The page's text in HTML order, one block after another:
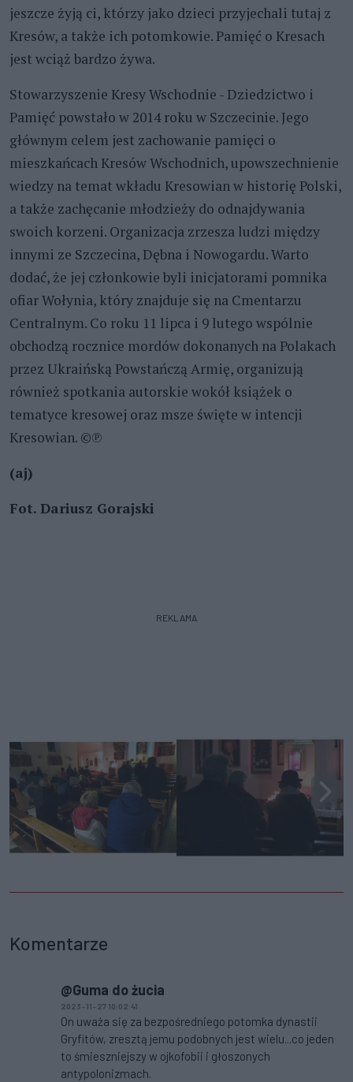
jeszcze żyją ci, którzy jako dzieci przyjechali tutaj z
Kresów, a także ich potomkowie. Pamięć o Kresach
jest wciąż bardzo żywa.
Stowarzyszenie Kresy Wschodnie - Dziedzictwo i
Pamięć powstało w 2014 roku w Szczecinie. Jego
głównym celem jest zachowanie pamięci o
mieszkańcach Kresów Wschodnich, upowszechnienie
wiedzy na temat wkładu Kresowian w historię Polski,
a także zachęcanie młodzieży do odnajdywania
swoich korzeni. Organizacja zrzesza ludzi między
innymi ze Szczecina, Dębna i Nowogardu. Warto
dodać, że jej członkowie byli inicjatorami pomnika
ofiar Wołynia, który znajduje się na Cmentarzu
Centralnym. Co roku 11 lipca i 9 lutego wspólnie
obchodzą rocznice mordów dokonanych na Polakach
przez Ukraińską Powstańczą Armię, organizują
również spotkania autorskie wokół książek o
tematyce kresowej oraz msze święte w intencji
Kresowian. ©℗
(aj)
Fot. Dariusz Gorajski
REKLAMA
Komentarze
@Guma do żucia
2023-11-27 10:02:41
On uważa się za bezpośredniego potomka dynastii
Gryfitów, zresztą jemu podobnych jest wielu...co jeden
to śmieszniejszy w ojkofobii i głoszonych
antypolonizmach.